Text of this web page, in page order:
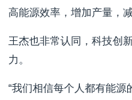
高能源效率，增加产量，
王杰也非常认同，科技创
力。
“我们相信每个人都有能